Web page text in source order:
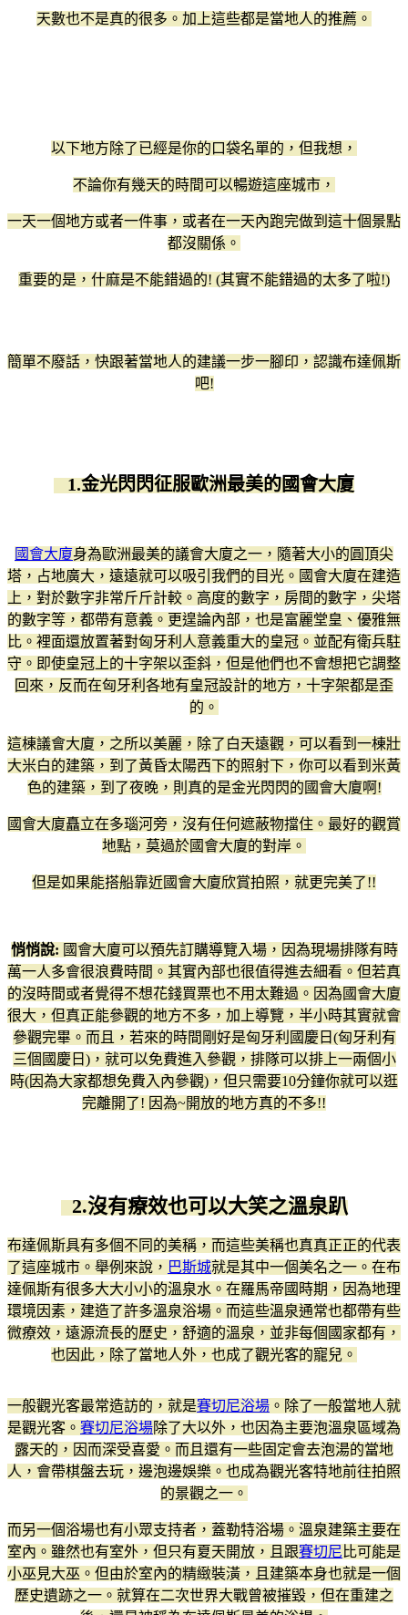
天數也不是真的很多。加上這些都是當地人的推薦。
以下地方除了已經是你的口袋名單的，但我想，
不論你有幾天的時間可以暢遊這座城市，
一天一個地方或者一件事，或者在一天內跑完做到這十個景點
都沒關係。
重要的是，什麻是不能錯過的! (其實不能錯過的太多了啦!)
簡單不廢話，快跟著當地人的建議一步一腳印，認識布達佩斯
吧!
1.金光閃閃征服歐洲最美的國會大廈
國會大廈身為歐洲最美的議會大廈之一，隨著大小的圓頂尖
塔，占地廣大，遠遠就可以吸引我們的目光。國會大廈在建造
上，對於數字非常斤斤計較。高度的數字，房間的數字，尖塔
的數字等，都帶有意義。更遑論內部，也是富麗堂皇、優雅無
比。裡面還放置著對匈牙利人意義重大的皇冠。並配有衛兵駐
守。即使皇冠上的十字架以歪斜，但是他們也不會想把它調整
回來，反而在匈牙利各地有皇冠設計的地方，十字架都是歪
的。
這棟議會大廈，之所以美麗，除了白天遠觀，可以看到一棟壯
大米白的建築，到了黃昏太陽西下的照射下，你可以看到米黃
色的建築，到了夜晚，則真的是金光閃閃的國會大廈啊!
國會大廈矗立在多瑙河旁，沒有任何遮蔽物擋住。最好的觀賞
地點，莫過於國會大廈的對岸。
但是如果能搭船靠近國會大廈欣賞拍照，就更完美了!!
悄悄說: 國會大廈可以預先訂購導覽入場，因為現場排隊有時
萬一人多會很浪費時間。其實內部也很值得進去細看。但若真
的沒時間或者覺得不想花錢買票也不用太難過。因為國會大廈
很大，但真正能參觀的地方不多，加上導覽，半小時其實就會
參觀完畢。而且，若來的時間剛好是匈牙利國慶日(匈牙利有
三個國慶日)，就可以免費進入參觀，排隊可以排上一兩個小
時(因為大家都想免費入內參觀)，但只需要10分鐘你就可以逛
完離開了! 因為~開放的地方真的不多!!
2.沒有療效也可以大笑之溫泉趴
布達佩斯具有多個不同的美稱，而這些美稱也真真正正的代表
了這座城市。舉例來說， 巴斯城就是其中一個美名之一。在布
達佩斯有很多大大小小的溫泉水。在羅馬帝國時期，因為地理
環境因素，建造了許多溫泉浴場。而這些溫泉通常也都帶有些
微療效，遠源流長的歷史，舒適的溫泉，並非每個國家都有，
也因此，除了當地人外，也成了觀光客的寵兒。
一般觀光客最常造訪的，就是賽切尼浴場 。除了一般當地人就
是觀光客。 賽切尼浴場除了大以外，也因為主要泡溫泉區域為
露天的，因而深受喜愛。而且還有一些固定會去泡湯的當地
人，會帶棋盤去玩，邊泡邊娛樂。也成為觀光客特地前往拍照
的景觀之一。
而另一個浴場也有小眾支持者，蓋勒特浴場。溫泉建築主要在
室內。雖然也有室外，但只有夏天開放，且跟賽切尼 比可能是
小巫見大巫。但由於室內的精緻裝潢，且建築本身也就是一個
歷史遺跡之一。就算在二次世界大戰曾被摧毀，但在重建之